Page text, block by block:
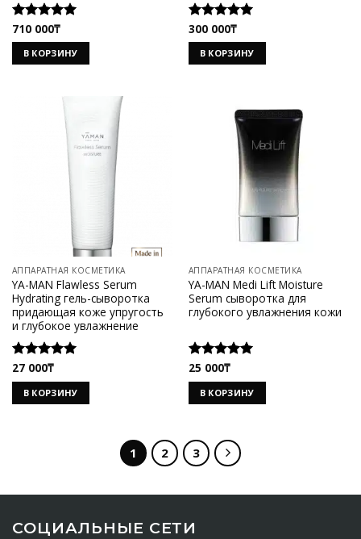
Оценка
5.00из 5
710 000₸
В КОРЗИНУ
Оценка
5.00из 5
300 000₸
В КОРЗИНУ
АППАРАТНАЯ КОСМЕТИКА
YA-MAN Flawless Serum
Hydrating гель-сыворотка
придающая коже упругость
и глубокое увлажнение
Оценка
5.00из 5
27 000₸
В КОРЗИНУ
АППАРАТНАЯ КОСМЕТИКА
YA-MAN Medi Lift Moisture
Serum сыворотка для
глубокого увлажнения кожи
Оценка
5.00из 5
25 000₸
В КОРЗИНУ
1 2 3
СОЦИАЛЬНЫЕ СЕТИ